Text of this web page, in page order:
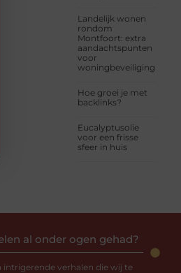
Landelijk wonen
rondom
Montfoort: extra
aandachtspunten
voor
woningbeveiliging
Hoe groei je met
backlinks?
Eucalyptusolie
voor een frisse
sfeer in huis
al onder ogen gehad?
intrigerende verhalen die wij te